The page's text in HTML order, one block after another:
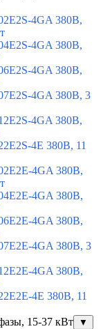
4GA 380В,
4GA 380В,
4GA 380В,
4GA 380В, 3
4GA 380В,
4E 380В, 11
4GA 380В,
4GA 380В,
4GA 380В,
4GA 380В, 3
4GA 380В,
4E 380В, 11
15-37 кВт
▼